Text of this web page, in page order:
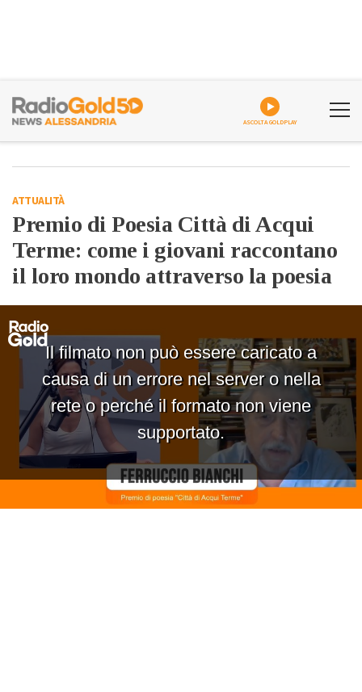
ASCOLTA GOLDPLAY
ATTUALITÀ
Premio di Poesia Città di Acqui
Terme: come i giovani raccontano
il loro mondo attraverso la poesia